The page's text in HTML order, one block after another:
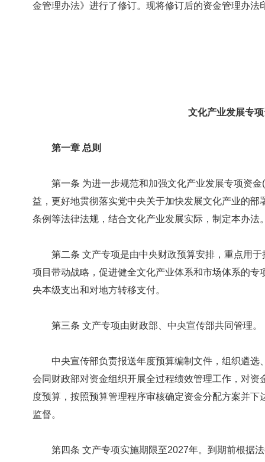
金管理办法》进行了修订。现将修订后的资金管理办法
文化产业发展专
第一章 总则
第一条 为进一步规范和加强文化产业发展专项资金
益，更好地贯彻落实党中央关于加快发展文化产业的
条例等法律法规，结合文化产业发展实际，制定本办法
第二条 文产专项是由中央财政预算安排，重点用于
项目带动战略，促进健全文化产业体系和市场体系的
央本级支出和对地方转移支付。
第三条 文产专项由财政部、中央宣传部共同管理。
中央宣传部负责报送年度预算编制文件，组织遴选
会同财政部对资金组织开展全过程绩效管理工作，对
度预算，按照预算管理程序审核确定资金分配方案并
监督。
第四条 文产专项实施期限至2027年。到期前根据法